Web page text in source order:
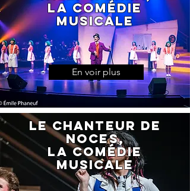
la comédie
musicale
En voir plus
Le chanteur de
noces,
la comédie
musicale